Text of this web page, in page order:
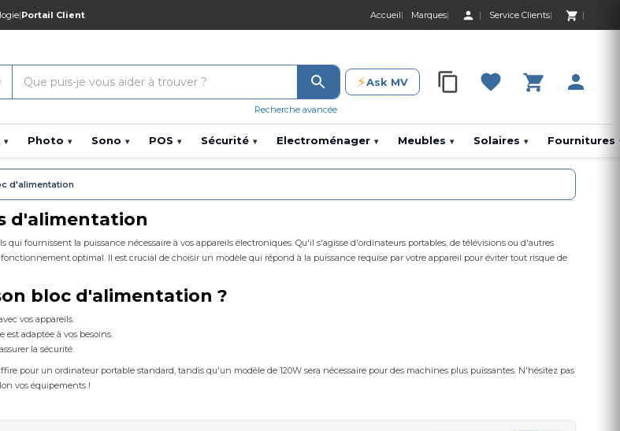
|Portail Client Accueil Marques Service Clients
0 Produit 0,00
Recherche avancée
⚡Ask MV 0 Produit 0,00 DH
▾ Photo ▾ Sono ▾ POS ▾ Sécurité ▾ Electroménager ▾ Meubles ▾ Solaires ▾ Fournitures
d'alimentation
d'alimentation
qui fournissent la puissance nécessaire à vos appareils électroniques. Qu'il s'agisse d'ordinateurs portables, de télévisions ou d'autres
optimal. Il est crucial de choisir un modèle qui répond à la puissance requise par votre appareil pour éviter tout risque de
bloc d'alimentation ?
vos appareils.
est adaptée à vos besoins.
la sécurité.
pour un ordinateur portable standard, tandis qu'un modèle de 120W sera nécessaire pour des machines plus puissantes. N'hésitez pas
vos équipements !